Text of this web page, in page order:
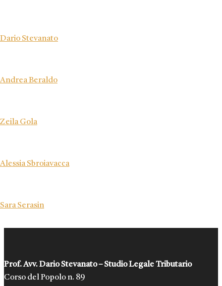
Dario Stevanato
Andrea Beraldo
Zeila Gola
Alessia Sbroiavacca
Sara Serasin
Prof. Avv. Dario Stevanato – Studio Legale Tributario
Corso del Popolo n. 89